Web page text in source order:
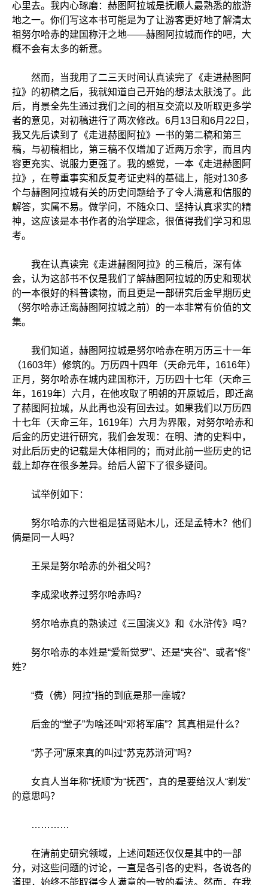
心里去。我内心琢磨：赫图阿拉城是抚顺人最熟悉的旅游
地之一。你们写这本书可能是为了让游客更好地了解清太
祖努尔哈赤的建国称汗之地——赫图阿拉城而作的吧，大
概不会有太多的新意。
然而，当我用了二三天时间认真读完了《走进赫图阿
拉》的初稿之后，我就知道自己开始的想法太肤浅了。此
后，肖景全先生通过我们之间的相互交流以及听取更多学
者的意见，对初稿进行了两次修改。6月13日和6月22日，
我又先后读到了《走进赫图阿拉》一书的第二稿和第三
稿，与初稿相比，第三稿不仅增加了近两万余字，而且内
容更充实、说服力更强了。我的感觉，一本《走进赫图阿
拉》，在尊重事实和反复考证史料的基础上，能对130多
个与赫图阿拉城有关的历史问题给予了令人满意和信服的
解答，实属不易。做学问，不随众口、坚持认真求实的精
神，这应该是本书作者的治学理念，很值得我们学习和思
考。
我在认真读完《走进赫图阿拉》的三稿后，深有体
会，认为这部书不仅是我们了解赫图阿拉城的历史和现状
的一本很好的科普读物，而且更是一部研究后金早期历史
（努尔哈赤迁离赫图阿拉城之前）的一本非常有价值的文
集。
我们知道，赫图阿拉城是努尔哈赤在明万历三十一年
（1603年）修筑的。万历四十四年（天命元年，1616年）
正月，努尔哈赤在城内建国称汗，万历四十七年（天命三
年，1619年）六月，在他攻取了明朝的开原城后，即迁离
了赫图阿拉城，从此再也没有回去过。如果我们以万历四
十七年（天命三年，1619年）六月为界限，对努尔哈赤和
后金的历史进行研究，我们会发现：在明、清的史料中，
对此后历史的记载是大体相同的；而对此前一些历史的记
载上却存在很多差异。给后人留下了很多疑问。
试举例如下：
努尔哈赤的六世祖是猛哥贴木儿，还是孟特木？他们
俩是同一人吗？
王杲是努尔哈赤的外祖父吗？
李成梁收养过努尔哈赤吗？
努尔哈赤真的熟读过《三国演义》和《水浒传》吗？
努尔哈赤的本姓是“爱新觉罗”、还是“夹谷”、或者“佟”
姓？
“费（佛）阿拉”指的到底是那一座城？
后金的“堂子”为啥还叫“邓将军庙”？其真相是什么？
“苏子河”原来真的叫过“苏克苏浒河”吗？
女真人当年称“抚顺”为“抚西”，真的是要给汉人“剃发”
的意思吗？
…………
在清前史研究领域，上述问题还仅仅是其中的一部
分，对这些问题的讨论，一直是各引各的史料，各说各的
道理，始终不能取得令人满意的一致的看法。然而，在我